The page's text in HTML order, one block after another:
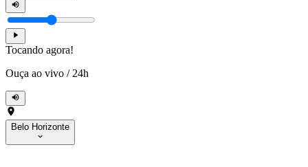
Tocando agora!
Ouça ao vivo / 24h
Belo Horizonte